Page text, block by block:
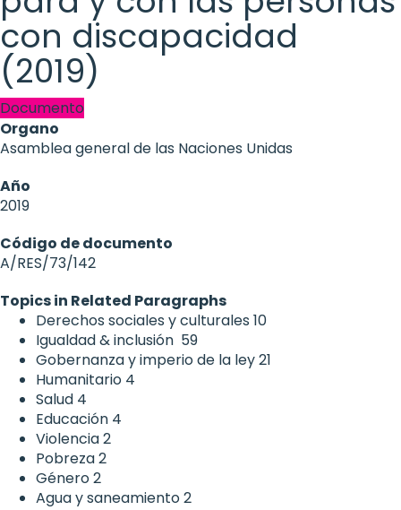
con discapacidad
(2019)
Documento
Organo
Asamblea general de las Naciones Unidas
Año
2019
Código de documento
A/RES/73/142
Topics in Related Paragraphs
Derechos sociales y culturales 10
Igualdad & inclusión 59
Gobernanza y imperio de la ley21
Humanitario 4
Salud 4
Educación 4
Violencia2
Pobreza2
Género2
Agua y saneamiento2